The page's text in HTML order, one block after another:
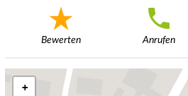
Bewerten Anrufen
+